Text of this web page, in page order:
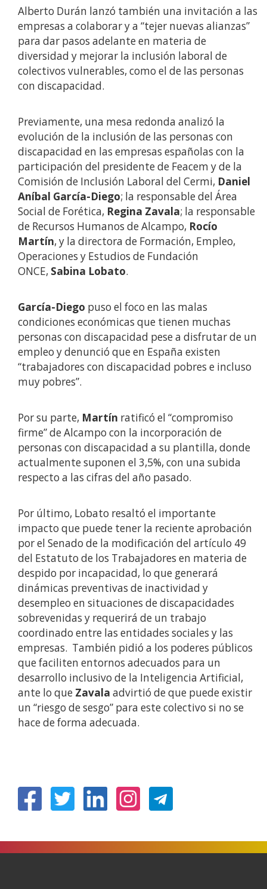
Alberto Durán lanzó también una invitación a las
empresas a colaborar y a “tejer nuevas alianzas”
para dar pasos adelante en materia de
diversidad y mejorar la inclusión laboral de
colectivos vulnerables, como el de las personas
con discapacidad.
Previamente, una mesa redonda analizó la
evolución de la inclusión de las personas con
discapacidad en las empresas españolas con la
participación del presidente de Feacem y de la
Comisión de Inclusión Laboral del Cermi, Daniel
Aníbal García-Diego; la responsable del Área
Social de Forética, Regina Zavala; la responsable
de Recursos Humanos de Alcampo, Rocío
Martín, y la directora de Formación, Empleo,
Operaciones y Estudios de Fundación
ONCE, Sabina Lobato.
García-Diego puso el foco en las malas
condiciones económicas que tienen muchas
personas con discapacidad pese a disfrutar de un
empleo y denunció que en España existen
“trabajadores con discapacidad pobres e incluso
muy pobres”.
Por su parte, Martín ratificó el “compromiso
firme” de Alcampo con la incorporación de
personas con discapacidad a su plantilla, donde
actualmente suponen el 3,5%, con una subida
respecto a las cifras del año pasado.
Por último, Lobato resaltó el importante
impacto que puede tener la reciente aprobación
por el Senado de la modificación del artículo 49
del Estatuto de los Trabajadores en materia de
despido por incapacidad, lo que generará
dinámicas preventivas de inactividad y
desempleo en situaciones de discapacidades
sobrevenidas y requerirá de un trabajo
coordinado entre las entidades sociales y las
empresas. También pidió a los poderes públicos
que faciliten entornos adecuados para un
desarrollo inclusivo de la Inteligencia Artificial,
ante lo que Zavala advirtió de que puede existir
un “riesgo de sesgo” para este colectivo si no se
hace de forma adecuada.